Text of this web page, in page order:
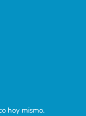
hoy mismo.